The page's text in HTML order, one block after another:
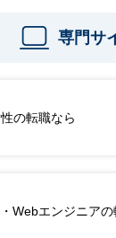
専門サ
の転職なら
Webエンジニアの